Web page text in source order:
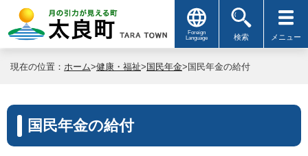
Foreign
Language
検索 メニュー
現在の位置： ホーム>健康・福祉> 国民年金>国民年金の給付
国民年金の給付